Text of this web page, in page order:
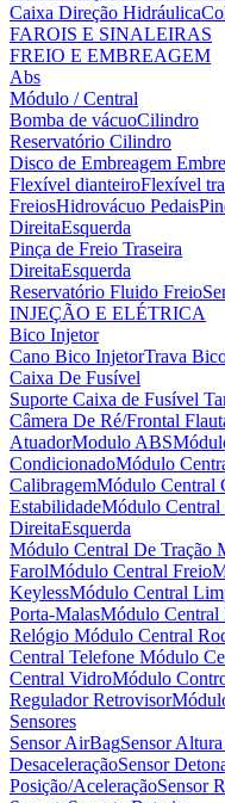
Caixa Direção Hidráulica
FAROIS E SINALEIRAS
FREIO E EMBREAGEM
Abs
Módulo / Central
Bomba de vácuoCilindro
Reservatório Cilindro
Disco de Embreagem
Flexível dianteiroFlexível
FreiosHidrovácuo Pedais
DireitaEsquerda
Pinça de Freio Traseira
DireitaEsquerda
Reservatório Fluido Freio
INJEÇÃO E ELÉTRICA
Bico Injetor
Cano Bico InjetorTrava
Caixa De Fusível
Suporte Caixa de Fusível
Câmera De Ré/Frontal
AtuadorModulo ABS
CondicionadoMódulo
CalibragemMódulo Central
EstabilidadeMódulo Central
DireitaEsquerda
Módulo Central De Tração
FarolMódulo Central Freio
KeylessMódulo Central
Porta-MalasMódulo
Relógio Módulo Central
Central Telefone Módulo
Central VidroMódulo
Regulador Retrovisor
Sensores
Sensor AirBagSensor
DesaceleraçãoSensor
Posição/AceleraçãoSensor